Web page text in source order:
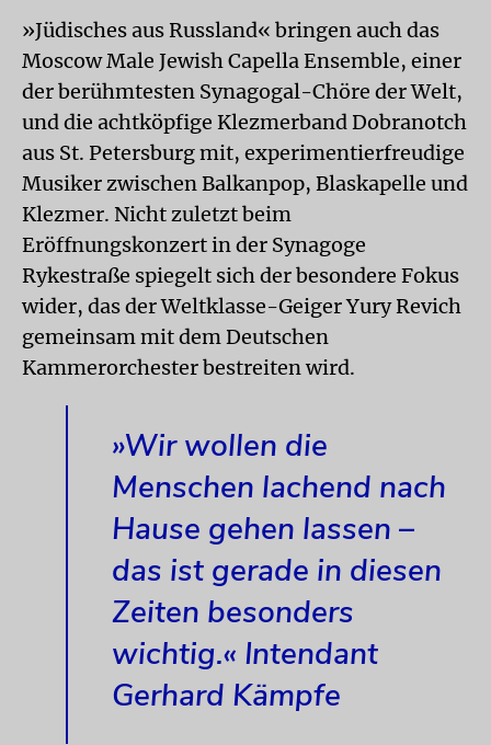
»Jüdisches aus Russland« bringen auch das
Moscow Male Jewish Capella Ensemble, einer
der berühmtesten Synagogal-Chöre der Welt,
und die achtköpfige Klezmerband Dobranotch
aus St. Petersburg mit, experimentierfreudige
Musiker zwischen Balkanpop, Blaskapelle und
Klezmer. Nicht zuletzt beim
Eröffnungskonzert in der Synagoge
Rykestraße spiegelt sich der besondere Fokus
wider, das der Weltklasse-Geiger Yury Revich
gemeinsam mit dem Deutschen
Kammerorchester bestreiten wird.
»Wir wollen die
Menschen lachend nach
Hause gehen lassen –
das ist gerade in diesen
Zeiten besonders
wichtig.« Intendant
Gerhard Kämpfe